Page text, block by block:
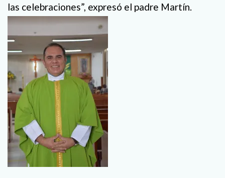
las celebraciones”, expresó el padre Martín.